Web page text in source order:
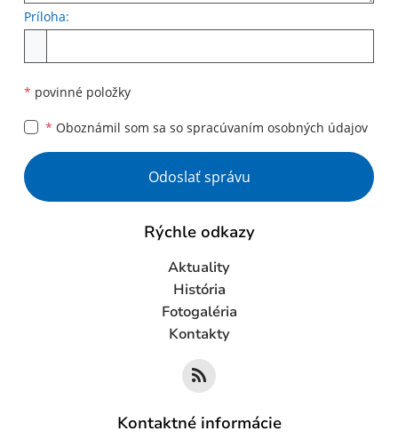
Príloha:
* povinné položky
* Oboznámil som sa so spracúvaním osobných údajov
Google reCaptcha Response
Odoslať správu
Rýchle odkazy
Aktuality
História
Fotogaléria
Kontakty
Kontaktné informácie